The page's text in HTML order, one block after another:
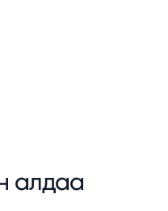
алдаа